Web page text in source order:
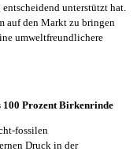
unterstützt hat.
auf den Markt zu bringen
umweltfreundlichere
100 Prozent Birkenrinde
fossilen
Druck in der